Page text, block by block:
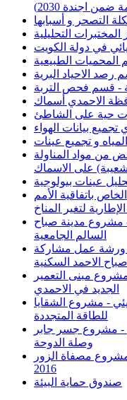
ضمن اجندة 2030)
التصحر و أسبابها
التحليلية
في دولة الكويت
المحميات الطبيعية
رصد الاحياد البرية
- قسم فحص التربة
الاحمدي أسماك
حية على الشاطئ
بيانات الهواء
و تجميع عينات
من مواد المناولة
على الاسماك
عينات بيولوجية
باتفاقية الأمم
لتغير المناخ
- مشروع مدينة صباح
السالم الجامعية
- ورشة عمل مشاركة
الاحمد السكنية
مبنى التعمير
الجديد في الاحمدي
- مشروع الشقايا
للطاقة المتجددة
- مشروع جسر جابر
وصلة الدوحة
مشروع مصفاة الزور
2016
صندوق حماية البيئة